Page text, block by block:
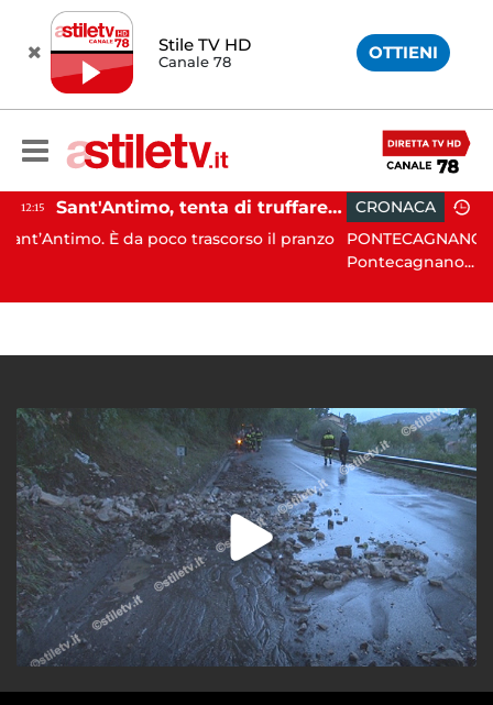
Stile TV HD
Canale 78 OTTIENI
Sant'Antimo, tenta di truffare anziana: 16enne denunciato dai carabinieri
poco trascorso il pranzo
CRONACA 10:09
PONTECAGNANO. Incidente